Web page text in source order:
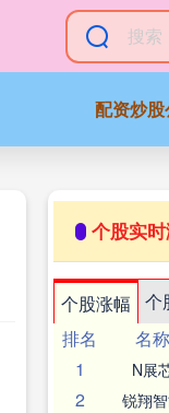
配资炒股
个股实
个股涨幅 个
排名
名称
1
N展
2 锐翔